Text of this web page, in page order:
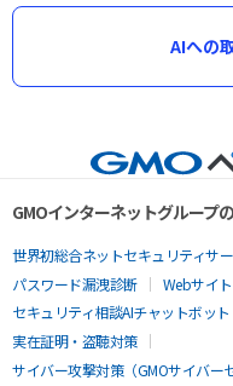
AIへの
GMOインターネットグループ
世界初総合ネットセキュリティサ
パスワード漏洩診断
Webサイ
セキュリティ相談AIチャットボット
実在証明・盗聴対策
サイバー攻撃対策（GMOサイバー